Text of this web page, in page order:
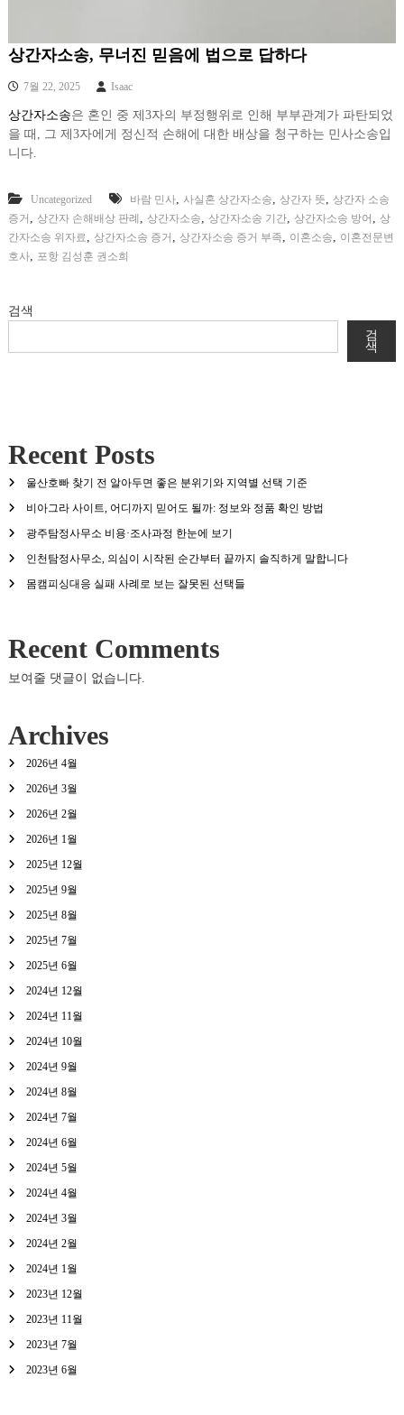
상간자소송, 무너진 믿음에 법으로 답하다
7월 22, 2025 Isaac
상간자소송은 혼인 중 제3자의 부정행위로 인해 부부관계가 파탄되었
을 때, 그 제3자에게 정신적 손해에 대한 배상을 청구하는 민사소송입
니다.
Uncategorized 바람 민사, 사실혼 상간자소송, 상간자 뜻, 상간자 소송
증거 , 상간자 손해배상 판례 , 상간자소송, 상간자소송 기간, 상간자소송 방어 , 상
간자소송 위자료, 상간자소송 증거 , 상간자소송 증거 부족, 이혼소송, 이혼전문변
호사, 포항 김성훈 권소희
검색
검
색
Recent Posts
울산호빠 찾기 전 알아두면 좋은 분위기와 지역별 선택 기준
비아그라 사이트, 어디까지 믿어도 될까: 정보와 정품 확인 방법
광주탐정사무소 비용·조사과정 한눈에 보기
인천탐정사무소, 의심이 시작된 순간부터 끝까지 솔직하게 말합니다
몸캠피싱대응 실패 사례로 보는 잘못된 선택들
Recent Comments
보여줄 댓글이 없습니다.
Archives
2026년 4월
2026년 3월
2026년 2월
2026년 1월
2025년 12월
2025년 9월
2025년 8월
2025년 7월
2025년 6월
2024년 12월
2024년 11월
2024년 10월
2024년 9월
2024년 8월
2024년 7월
2024년 6월
2024년 5월
2024년 4월
2024년 3월
2024년 2월
2024년 1월
2023년 12월
2023년 11월
2023년 7월
2023년 6월